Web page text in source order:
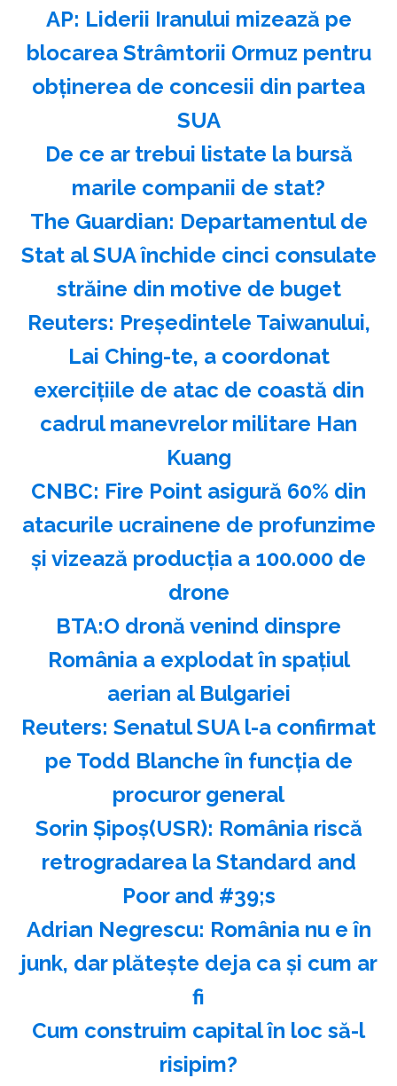
AP: Liderii Iranului mizează pe
blocarea Strâmtorii Ormuz pentru
obţinerea de concesii din partea
SUA
️De ce ar trebui listate la bursă
marile companii de stat?
The Guardian: Departamentul de
Stat al SUA închide cinci consulate
străine din motive de buget
Reuters: Preşedintele Taiwanului,
Lai Ching-te, a coordonat
exerciţiile de atac de coastă din
cadrul manevrelor militare Han
Kuang
CNBC: Fire Point asigură 60% din
atacurile ucrainene de profunzime
şi vizează producţia a 100.000 de
drone
BTA:O dronă venind dinspre
România a explodat în spaţiul
aerian al Bulgariei
Reuters: Senatul SUA l-a confirmat
pe Todd Blanche în funcţia de
procuror general
Sorin Şipoş(USR): România riscă
retrogradarea la Standard and
Poor and #39;s
Adrian Negrescu: România nu e în
junk, dar plăteşte deja ca şi cum ar
fi
Cum construim capital în loc să-l
risipim?